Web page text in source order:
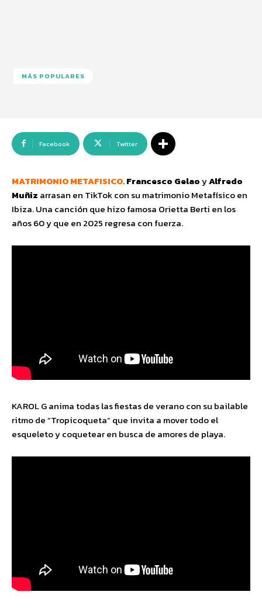
MÁS POPULARES
Facebook Twitter
MATRIMONIO METAFISICO.Francesco GelaoyAlfredo
Muñiz arrasan en TikTok con su matrimonio Metafísico en
Ibiza. Una canción que hizo famosa Orietta Berti en los
años 60 y que en 2025 regresa con fuerza.
KAROL G anima todas las fiestas de verano con su bailable
ritmo de “Tropicoqueta” que invita a mover todo el
esqueleto y coquetear en busca de amores de playa.